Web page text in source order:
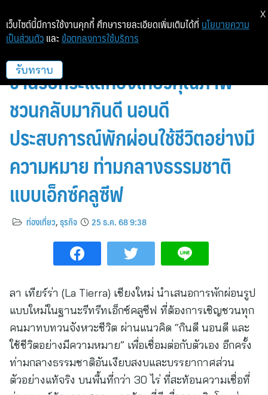
ลา เทียร์ร่า ( La Tierra ) เชียงใหม่
ขานรับกระแสท่องเที่ยวคุณภาพ
ชวนกลับมากินดี นอนดี
ประสบการณ์พักผ่อนใช้ชีวิตอย่างมี
ความหมาย ท่ามกลางธรรมชาติ
แบบเอ็กซ์คลูซีฟ
ท่องเที่ยว,ธุรกิจ 25 ธ.ค. 68 9:38
ลา เทียร์ร่า (La Tierra) เชียงใหม่ นำเสนอการพักผ่อนรูป
แบบใหม่ในฐานะรีทรีทเอ็กซ์คลูซีฟ ที่ต้องการเชิญชวนทุก
คนมาทบทวนจังหวะชีวิต ผ่านแนวคิด “กินดี นอนดี และ
ใช้ชีวิตอย่างมีความหมาย” เพื่อเชื่อมต่อกับตัวเอง อีกครั้ง
ท่ามกลางธรรมชาติอันเงียบสงบและบรรยากาศส่วน
ตัวอย่างแท้จริง บนพื้นที่กว่า 30 ไร่ ที่สะท้อนความเชื่อที่
เว็บไซต์นี้มีการใช้งานคุกกี้ ศึกษารายละเอียดเพิ่มเติมได้ที่ นโยบายความ
เป็นส่วนตัว และ ข้อตกลงการใช้บริการ
รับทราบ
X